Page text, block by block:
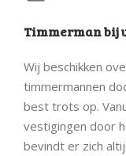
Timmerman bij
Wij beschikken
timmermannen
best trots op.
vestigingen door
bevindt er zich